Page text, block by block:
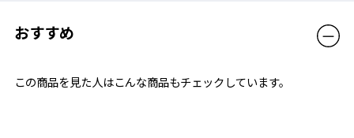
おすすめ
この商品を見た人はこんな商品もチェックしています。